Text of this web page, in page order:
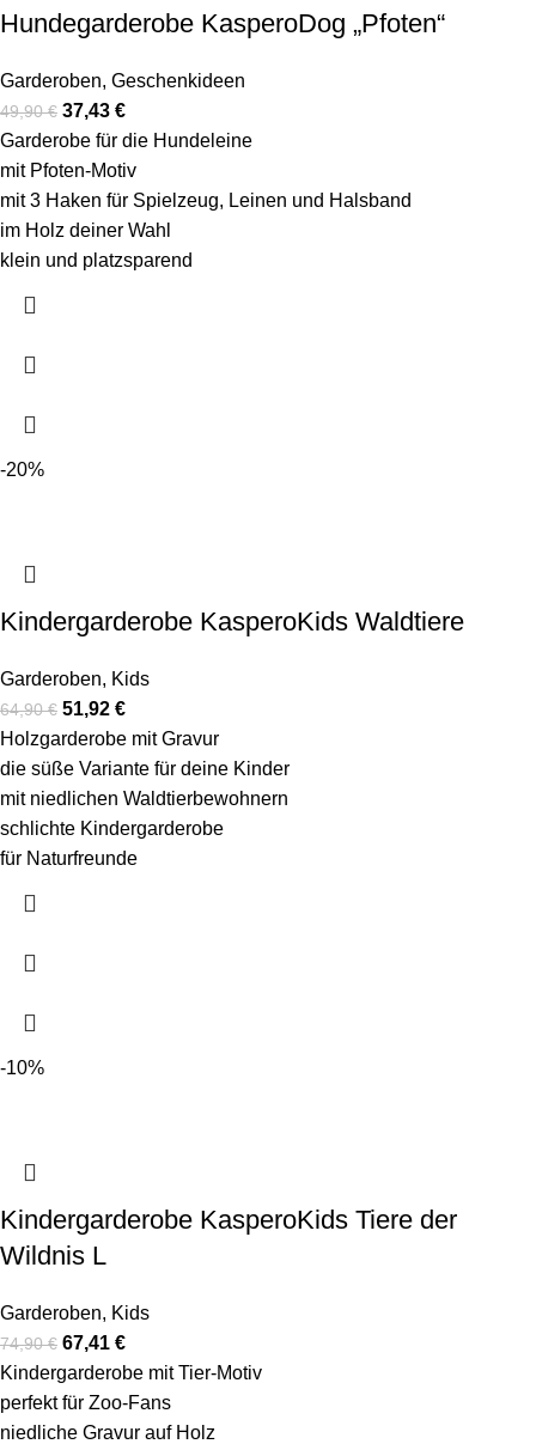
Hundegarderobe KasperoDog „Pfoten“
Garderoben, Geschenkideen
49,90€ 37,43 €
Garderobe für die Hundeleine
mit Pfoten-Motiv
mit 3 Haken für Spielzeug, Leinen und Halsband
im Holz deiner Wahl
klein und platzsparend
-20%
Kindergarderobe KasperoKids Waldtiere
Garderoben, Kids
64,90€ 51,92 €
Holzgarderobe mit Gravur
die süße Variante für deine Kinder
mit niedlichen Waldtierbewohnern
schlichte Kindergarderobe
für Naturfreunde
-10%
Kindergarderobe KasperoKids Tiere der
Wildnis L
Garderoben, Kids
74,90€ 67,41 €
Kindergarderobe mit Tier-Motiv
perfekt für Zoo-Fans
niedliche Gravur auf Holz